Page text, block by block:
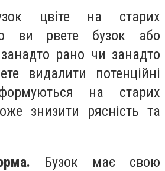
цвіте на старих
ви рвете бузок або
занадто рано чи занадто
видалити потенційні
на старих
знизити рясність та
Бузок має свою